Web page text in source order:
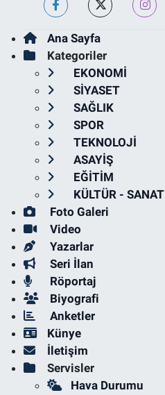
Ana Sayfa
Kategoriler
EKONOMİ
SİYASET
SAĞLIK
SPOR
TEKNOLOJİ
ASAYİŞ
EĞİTİM
KÜLTÜR - SANAT
Foto Galeri
Video
Yazarlar
Seri İlan
Röportaj
Biyografi
Anketler
Künye
İletişim
Servisler
Hava Durumu